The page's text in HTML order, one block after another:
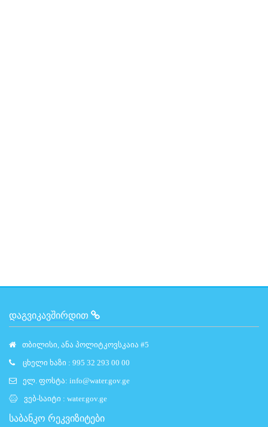
ᲓᲐᲒᲕᲘᲙᲐᲕᲨᲘᲠᲓᲘᲗ
თბილისი, ანა პოლიტკოვსკაია #5
ცხელი ხაზი : 995 32 293 00 00
ელ. ფოსტა: info@water.gov.ge
ვებ-საიტი : water.gov.ge
საბანკო რეკვიზიტები